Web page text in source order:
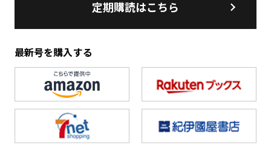
定期購読はこちら
最新号を購入する